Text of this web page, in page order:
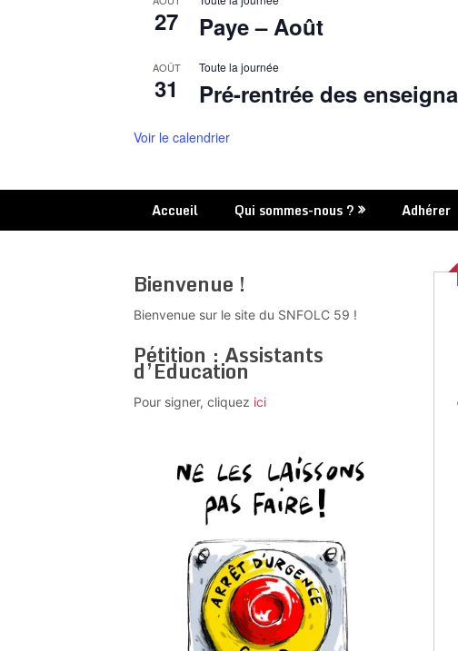
27 Paye – Août
AOÛT
31
Toute la journée
Pré-rentrée des
Voir le calendrier
Accueil Qui sommes-nous ? Adhérer
Bienvenue !
Bienvenue sur le site du SNFOLC 59 !
Pétition : Assistants
d’Education
Pour signer, cliquez ici